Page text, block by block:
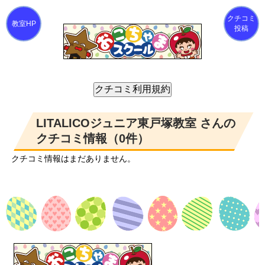
クチコミ
投稿
LITALICOジュニア東戸塚教室 さんの
クチコミ情報（0件）
クチコミ情報はまだありません。